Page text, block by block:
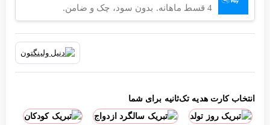
4 قسط ماهانه. بدون سود، چک و ضامن.
انتخاب کارت هدیه تک‌ثانیه برای شما